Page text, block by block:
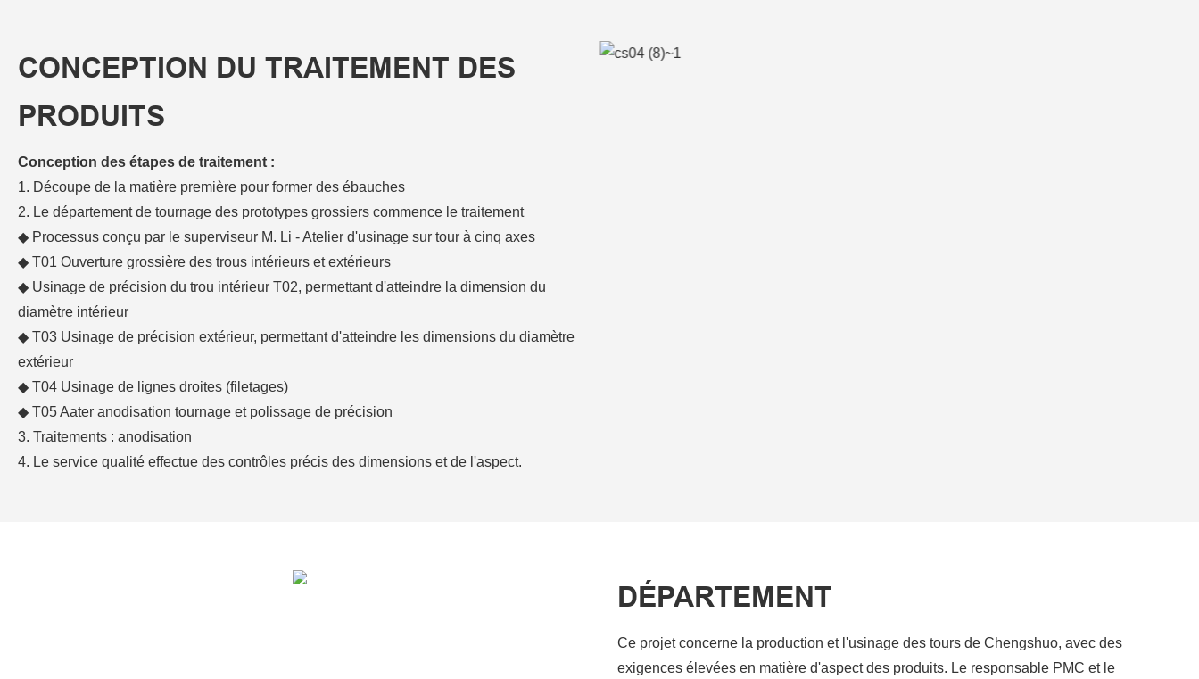
CONCEPTION DU TRAITEMENT DES
PRODUITS
Conception des étapes de traitement :
1. Découpe de la matière première pour former des ébauches
2. Le département de tournage des prototypes grossiers commence le traitement
◆ Processus conçu par le superviseur M. Li - Atelier d'usinage sur tour à cinq axes
◆ T01 Ouverture grossière des trous intérieurs et extérieurs
◆ Usinage de précision du trou intérieur T02, permettant d'atteindre la dimension du
diamètre intérieur
◆ T03 Usinage de précision extérieur, permettant d'atteindre les dimensions du diamètre
extérieur
◆ T04 Usinage de lignes droites (filetages)
◆ T05 Aater anodisation tournage et polissage de précision
3. Traitements : anodisation
4. Le service qualité effectue des contrôles précis des dimensions et de l'aspect.
DÉPARTEMENT
Ce projet concerne la production et l'usinage des tours de Chengshuo, avec des
exigences élevées en matière d'aspect des produits. Le responsable PMC et le